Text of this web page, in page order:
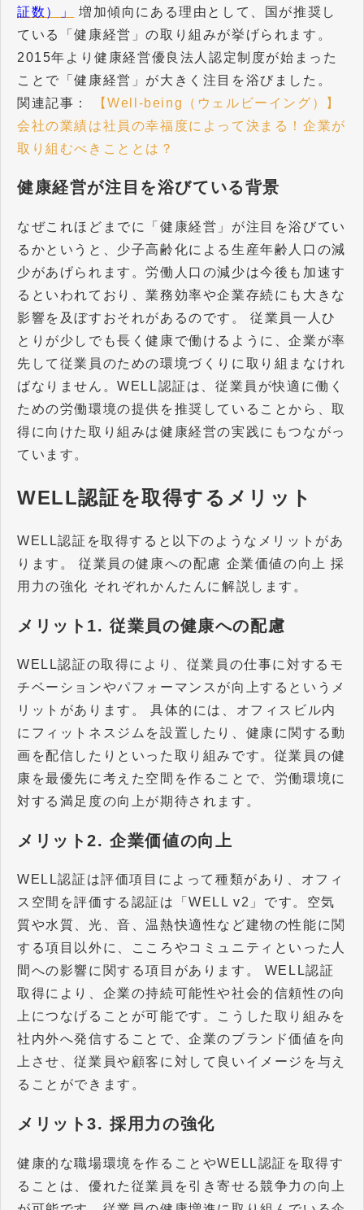
証数）」
増加傾向にある理由として、国が推奨し
ている「健康経営」の取り組みが挙げられます。
2015年より健康経営優良法人認定制度が始まった
ことで「健康経営」が大きく注目を浴びました。
関連記事：
【Well-being（ウェルビーイング）】
会社の業績は社員の幸福度によって決まる！企業が
取り組むべきこととは？
健康経営が注目を浴びている背景
なぜこれほどまでに「健康経営」が注目を浴びてい
るかというと、少子高齢化による生産年齢人口の減
少があげられます。労働人口の減少は今後も加速す
るといわれており、業務効率や企業存続にも大きな
影響を及ぼすおそれがあるのです。 従業員一人ひ
とりが少しでも長く健康で働けるように、企業が率
先して従業員のための環境づくりに取り組まなけれ
ばなりません。WELL認証は、従業員が快適に働く
ための労働環境の提供を推奨していることから、取
得に向けた取り組みは健康経営の実践にもつながっ
ています。
WELL認証を取得するメリット
WELL認証を取得すると以下のようなメリットがあ
ります。 従業員の健康への配慮 企業価値の向上 採
用力の強化 それぞれかんたんに解説します。
メリット1. 従業員の健康への配慮
WELL認証の取得により、従業員の仕事に対するモ
チベーションやパフォーマンスが向上するというメ
リットがあります。 具体的には、オフィスビル内
にフィットネスジムを設置したり、健康に関する動
画を配信したりといった取り組みです。従業員の健
康を最優先に考えた空間を作ることで、労働環境に
対する満足度の向上が期待されます。
メリット2. 企業価値の向上
WELL認証は評価項目によって種類があり、オフィ
ス空間を評価する認証は「WELL v2」です。空気
質や水質、光、音、温熱快適性など建物の性能に関
する項目以外に、こころやコミュニティといった人
間への影響に関する項目があります。 WELL認証
取得により、企業の持続可能性や社会的信頼性の向
上につなげることが可能です。こうした取り組みを
社内外へ発信することで、企業のブランド価値を向
上させ、従業員や顧客に対して良いイメージを与え
ることができます。
メリット3. 採用力の強化
健康的な職場環境を作ることやWELL認証を取得す
ることは、優れた従業員を引き寄せる競争力の向上